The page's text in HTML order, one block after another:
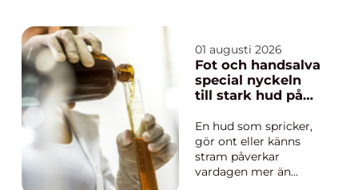
01 augusti 2026
Fot och handsalva
special nyckeln
till stark hud på
En hud som spricker,
gör ont eller känns
stram påverkar
vardagen mer än